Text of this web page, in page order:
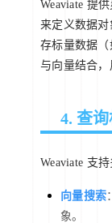
Weaviate 提
来定义数据
存标量数据（
与向量结合，
4. 查询
Weaviate 支
向量搜索
象。